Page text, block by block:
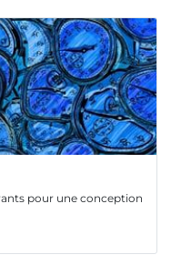
pour une conception